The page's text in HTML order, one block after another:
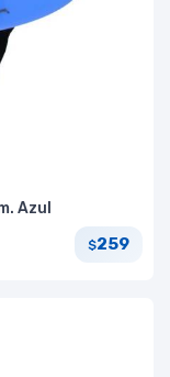
Azul
$259